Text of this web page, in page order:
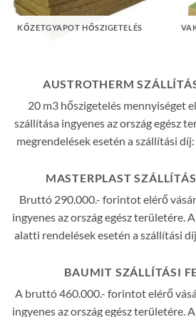
KŐZETGYAPOT HŐSZIGETELÉS
AUSTROTHERM
20 m3 hőszigetelés mennyiséget
szállítása ingyenes az ország egész
megrendelések esetén a szállítási
MASTERPLAST
Bruttó 290.000.- forintot elérő
ingyenes az ország egész területére.
alatti rendelések esetén a szállítási
BAUMIT SZÁLLÍTÁSI
A bruttó 460.000.- forintot elérő
ingyenes az ország egész területére.